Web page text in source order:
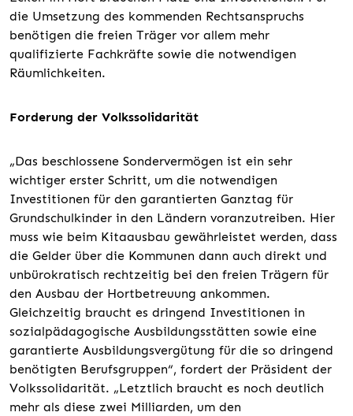
die Umsetzung des kommenden Rechtsanspruchs
benötigen die freien Träger vor allem mehr
qualifizierte Fachkräfte sowie die notwendigen
Räumlichkeiten.
Forderung der Volkssolidarität
„Das beschlossene Sondervermögen ist ein sehr
wichtiger erster Schritt, um die notwendigen
Investitionen für den garantierten Ganztag für
Grundschulkinder in den Ländern voranzutreiben. Hier
muss wie beim Kitaausbau gewährleistet werden, dass
die Gelder über die Kommunen dann auch direkt und
unbürokratisch rechtzeitig bei den freien Trägern für
den Ausbau der Hortbetreuung ankommen.
Gleichzeitig braucht es dringend Investitionen in
sozialpädagogische Ausbildungsstätten sowie eine
garantierte Ausbildungsvergütung für die so dringend
benötigten Berufsgruppen“, fordert der Präsident der
Volkssolidarität. „Letztlich braucht es noch deutlich
mehr als diese zwei Milliarden, um den